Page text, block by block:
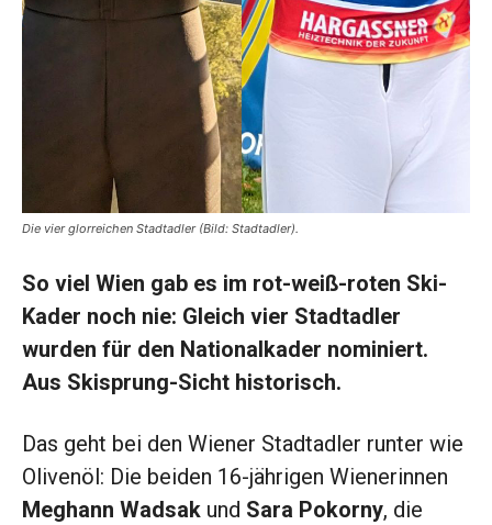
Die vier glorreichen Stadtadler (Bild: Stadtadler).
So viel Wien gab es im rot-weiß-roten Ski-
Kader noch nie: Gleich vier Stadtadler
wurden für den Nationalkader nominiert.
Aus Skisprung-Sicht historisch.
Das geht bei den Wiener Stadtadler runter wie
Olivenöl: Die beiden 16-jährigen Wienerinnen
Meghann Wadsak und Sara Pokorny, die